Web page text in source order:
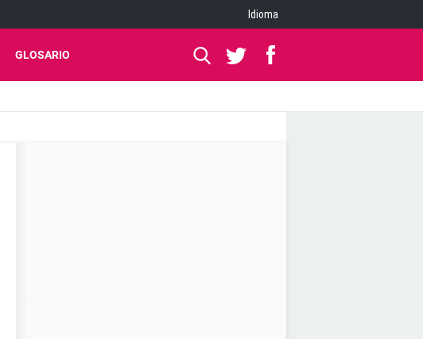
Idioma
GLOSARIO